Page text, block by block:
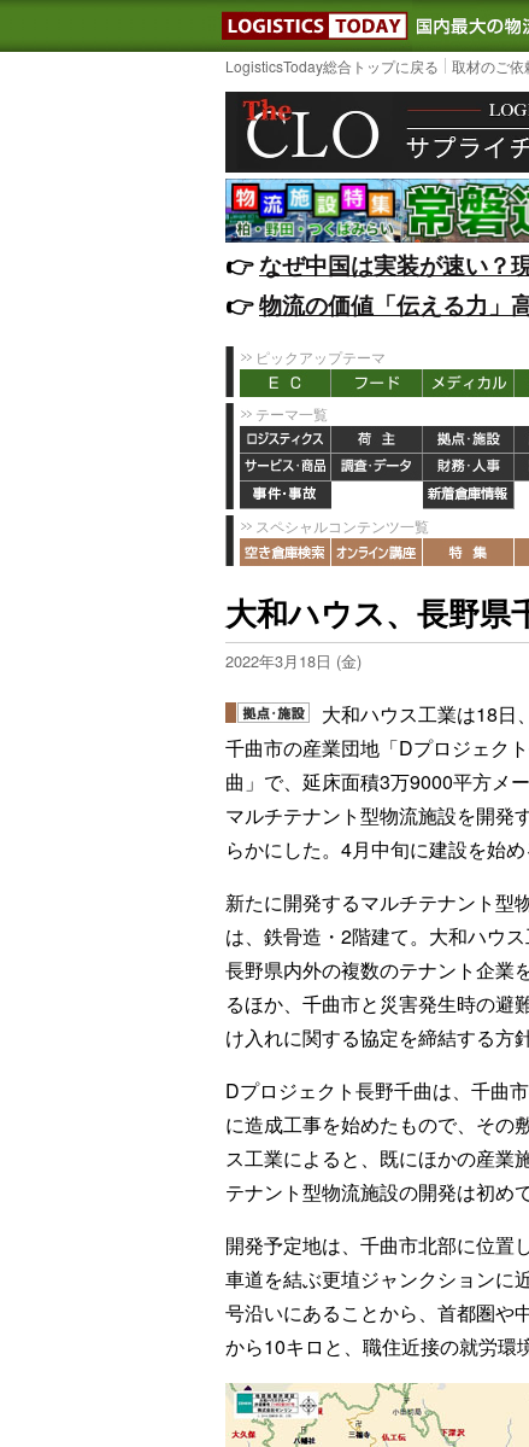
LOGISTICS
LogisticsToday総合トップに戻る 取材のご依
👉️なぜ中国は実装が速い？
👉️物流の価値「伝える力」
ピックアップテーマ
テーマ一覧
スペシャルコンテンツ一覧
大和ハウス、長野県
2022年3月18日 (金)
大和ハウス工業は18日
千曲市の産業団地「Dプロジェク
曲」で、延床面積3万9000平方メ
マルチテナント型物流施設を開発
らかにした。4月中旬に建設を始め
新たに開発するマルチテナント型
は、鉄骨造・2階建て。大和ハウ
長野県内外の複数のテナント企業
るほか、千曲市と災害発生時の避
け入れに関する協定を締結する方針
Dプロジェクト長野千曲は、千曲
に造成工事を始めたもので、その
ス工業によると、既にほかの産業
テナント型物流施設の開発は初め
開発予定地は、千曲市北部に位置
車道を結ぶ更埴ジャンクションに
号沿いにあることから、首都圏や
から10キロと、職住近接の就労環